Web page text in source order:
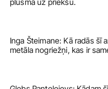
plūsmā uz priekšu.
Inga Šteimane: Kā radās šī
metāla nogriežņi, kas ir